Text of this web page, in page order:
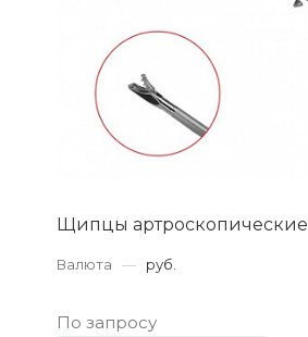
Щипцы артроскопические
Валюта — руб.
По запросу